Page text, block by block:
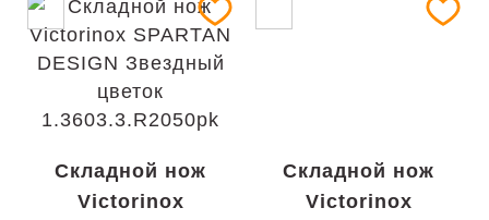
Складной нож
Victorinox
Складной нож
Victorinox